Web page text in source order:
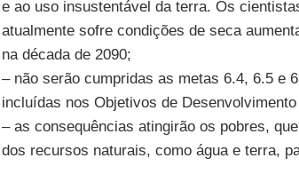
e ao uso insustentável da terra. Os
atualmente sofre condições de seca
na década de 2090;
– não serão cumpridas as metas 6.4, 6.5 e
incluídas nos Objetivos de
– as consequências atingirão os pobres,
dos recursos naturais, como água e terra,